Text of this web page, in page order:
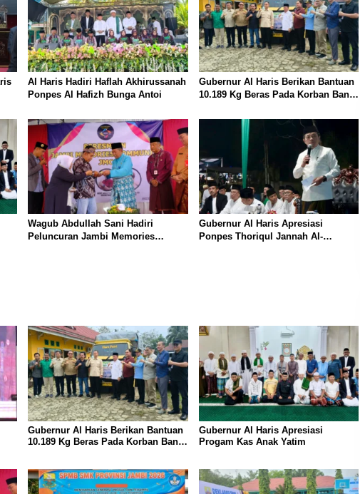
Al Haris Hadiri Haflah Akhirussanah
Ponpes Al Hafizh Bunga Antoi
Gubernur Al Haris Berikan Bantuan
10.189 Kg Beras Pada Korban Banjir
Wagub Abdullah Sani Hadiri
Peluncuran Jambi Memories
Gubernur Al Haris Apresiasi
Ponpes Thoriqul Jannah Al-
Gubernur Al Haris Berikan Bantuan
10.189 Kg Beras Pada Korban Banjir
Gubernur Al Haris Apresiasi
Progam Kas Anak Yatim